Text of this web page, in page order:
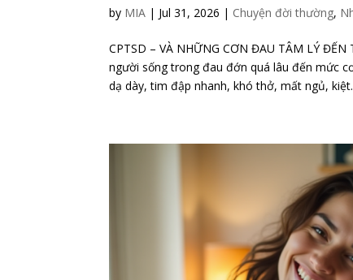
by MIA | Jul 31, 2026 | Chuyện đời thường,
CPTSD – VÀ NHỮNG CƠN ĐAU TÂM LÝ
người sống trong đau đớn quá lâu đến mức
dạ dày, tim đập nhanh, khó thở, mất ngủ,